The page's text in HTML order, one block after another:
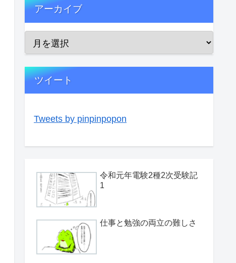
アーカイブ
ツイート
Tweets by pinpinpopon
令和元年電験2種2次受験記
1
仕事と勉強の両立の難しさ